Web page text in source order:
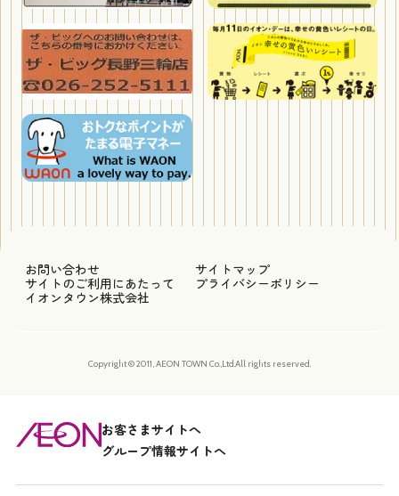
お問い合わせ
サイトマップ
サイトのご利用にあたって
プライバシーポリシー
イオンタウン株式会社
Copyright © 2011, AEON TOWN Co.,Ltd.All rights reserved.
お客さまサイトへ
グループ情報サイトへ